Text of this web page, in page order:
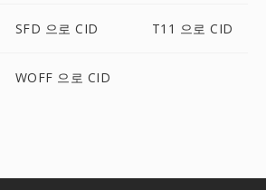
SFD 으로 CID T11 으로 CID
WOFF 으로 CID